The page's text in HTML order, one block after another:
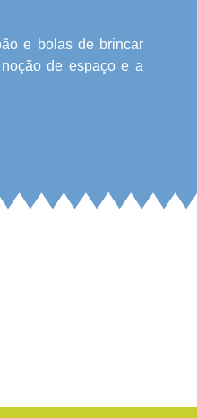
e bolas de brincar
de espaço e a